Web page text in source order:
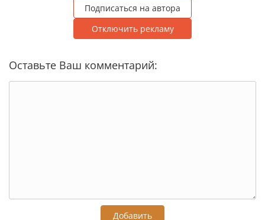
Подписаться на автора
Отключить рекламу
Оставьте Ваш комментарий:
Добавить